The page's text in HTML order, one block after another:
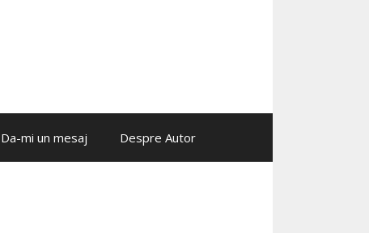
Da-mi un mesaj Despre Autor